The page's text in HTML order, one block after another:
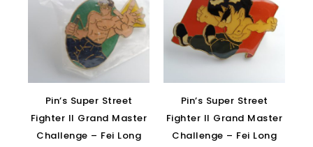
Pin’s Super Street
Fighter II Grand Master
Challenge – Fei Long
Pin’s Super Street
Fighter II Grand Master
Challenge – Fei Long